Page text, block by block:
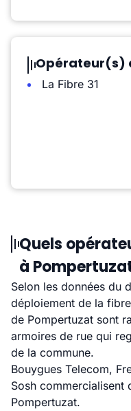
Opérateur(s)
La Fibre 31
Quels
à
Selon les données du
déploiement de la fibre
de Pompertuzat sont
armoires de rue qui
de la commune.
Bouygues Telecom,
Sosh
Pompertuzat.